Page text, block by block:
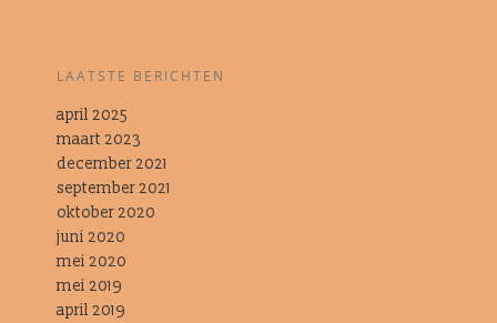
LAATSTE BERICHTEN
april 2025
maart 2023
december 2021
september 2021
oktober 2020
juni 2020
mei 2020
mei 2019
april 2019